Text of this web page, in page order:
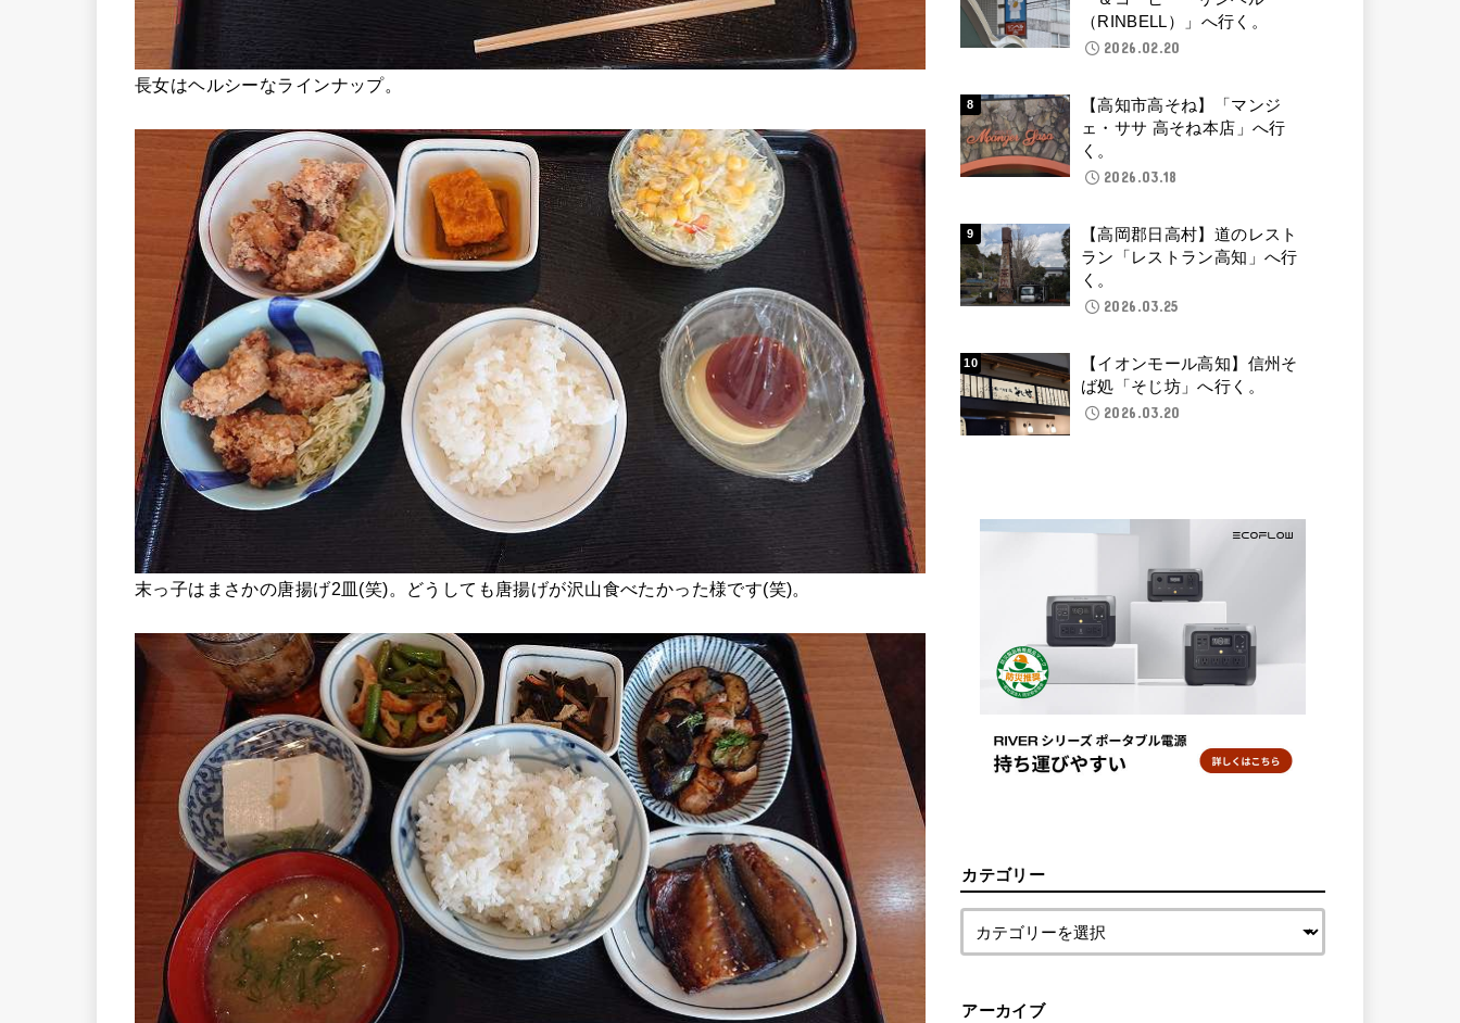
長女はヘルシーなラインナップ。
末っ子はまさかの唐揚げ2皿(笑)。どうしても唐揚げが沢山食べたかった様です(笑)。
（RINBELL）」へ行く。
2026.02.20
【高知市高そね】「マンジ
ェ・ササ 高そね本店」へ行
く。
2026.03.18
【高岡郡日高村】道のレスト
ラン「レストラン高知」へ行
く。
2026.03.25
【イオンモール高知】信州そ
ば処「そじ坊」へ行く。
2026.03.20
カテゴリー
アーカイブ